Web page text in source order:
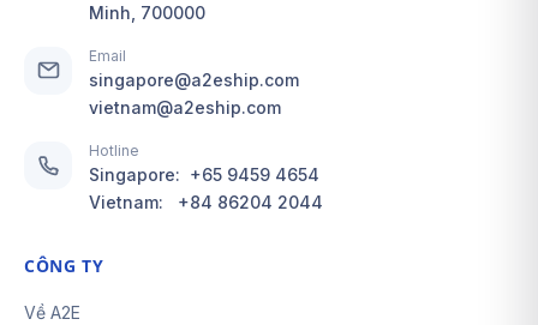
Minh, 700000
Email
singapore@a2eship.com
vietnam@a2eship.com
Hotline
Singapore: +65 9459 4654
Vietnam: +84 86204 2044
CÔNG TY
Về A2E